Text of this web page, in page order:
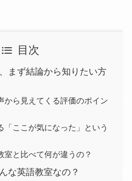
目次
まず結論から知りたい方
から見えてくる評価のポイン
「ここが気になった」という
室と比べて何が違うの？
な英語教室なの？